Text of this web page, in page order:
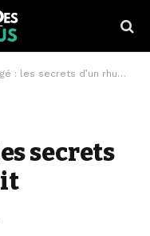
: les secrets d’un rhum parfait
secrets